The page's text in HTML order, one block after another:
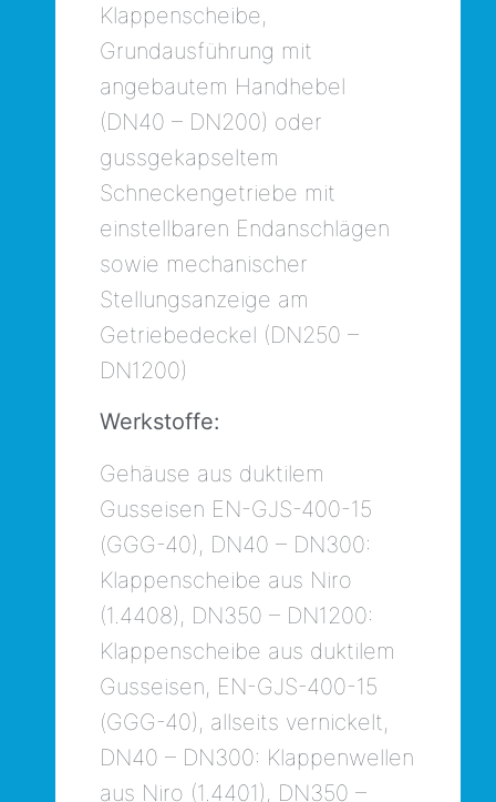
Klappenscheibe,
Grundausführung mit
angebautem Handhebel
(DN40 – DN200) oder
gussgekapseltem
Schneckengetriebe mit
einstellbaren Endanschlägen
sowie mechanischer
Stellungsanzeige am
Getriebedeckel (DN250 –
DN1200)
Werkstoffe:
Gehäuse aus duktilem
Gusseisen EN-GJS-400-15
(GGG-40), DN40 – DN300:
Klappenscheibe aus Niro
(1.4408), DN350 – DN1200:
Klappenscheibe aus duktilem
Gusseisen, EN-GJS-400-15
(GGG-40), allseits vernickelt,
DN40 – DN300: Klappenwellen
aus Niro (1.4401), DN350 –